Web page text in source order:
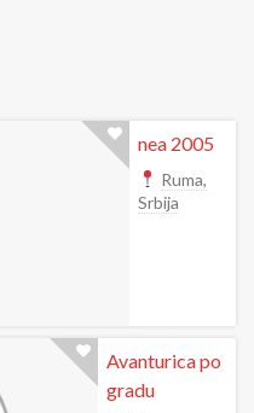
nea 2005
Ruma,
Srbija
Avanturica po
gradu